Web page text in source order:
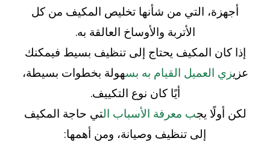
أجهزة، التي من شأنها تخليص المكيف من كل
الأتربة والأوساخ العالقة به.
إذا كان المكيف يحتاج إلى تنظيف بسيط فيمكنك
عزيزي العميل القيام به بسهولة بخطوات بسيطة،
أيًا كان نوع التكييف.
لكن أولًا يجب معرفة الأسباب التي حاجة المكيف
إلى تنظيف وصيانة، ومن أهمها: